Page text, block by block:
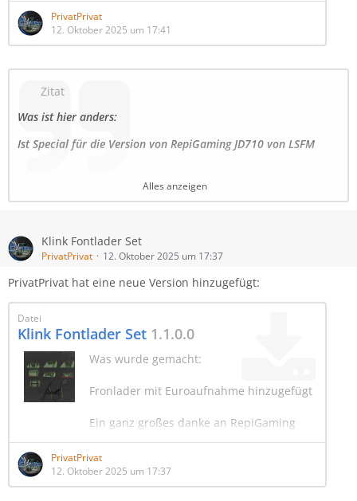
mods.com/filebase/entry/129-john-deere-
710
Der Rest ist alles gleich.
Ein ganz großes danke an RepiGaming und
PrivatPrivat
12. Oktober 2025 um 17:41
Zitat
Was ist hier anders:
Ist Special für die Version von RepiGaming JD710 von LSFM
angepasst.
Alles anzeigen
Klink Fontlader Set
PrivatPrivat 12. Oktober 2025 um 17:37
PrivatPrivat hat eine neue Version hinzugefügt:
Datei
Klink Fontlader Set 1.1.0.0
Was wurde gemacht:
Fronlader mit Euroaufnahme hinzugefügt
Ein ganz großes danke an RepiGaming
und Ifko[nator] die das Klink Script
überarbeitet haben und es ist nun auch
MP fähig gemacht haben.
PrivatPrivat
12. Oktober 2025 um 17:37